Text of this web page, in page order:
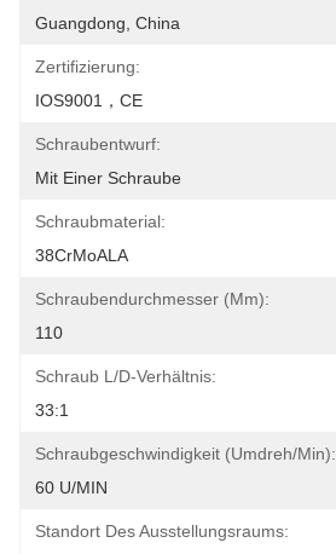
Guangdong, China
Zertifizierung:
IOS9001，CE
Schraubentwurf:
Mit Einer Schraube
Schraubmaterial:
38CrMoALA
Schraubendurchmesser (mm):
110
Schraub L/D-Verhältnis:
33:1
Schraubgeschwindigkeit (umdreh/min):
60 U/MIN
Standort Des Ausstellungsraums: